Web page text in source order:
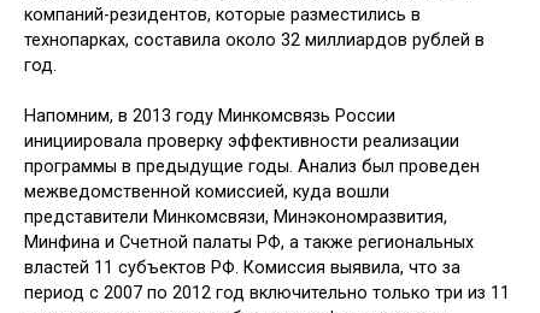
компаний-резидентов, которые разместились в
технопарках, составила около 32 миллиардов рублей в
год.
Напомним, в 2013 году Минкомсвязь России
инициировала проверку эффективности реализации
программы в предыдущие годы. Анализ был проведен
межведомственной комиссией, куда вошли
представители Минкомсвязи, Минэкономразвития,
Минфина и Счетной палаты РФ, а также региональных
властей 11 субъектов РФ. Комиссия выявила, что за
период с 2007 по 2012 год включительно только три из 11